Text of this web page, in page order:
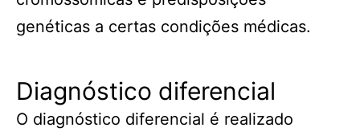
genéticas a certas condições médicas.
Diagnóstico diferencial
O diagnóstico diferencial é realizado